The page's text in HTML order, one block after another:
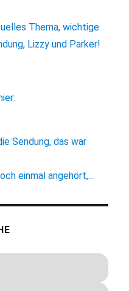
Thema, wichtige
Lizzy und Parker!
Sendung, das war
einmal angehört,...